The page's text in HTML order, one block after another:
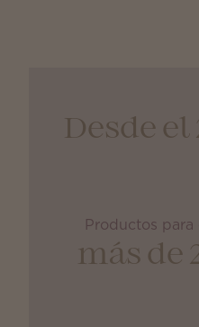
Desde
Productos para
más de